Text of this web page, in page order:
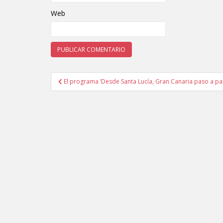
Web
Navegación de entradas
El programa ‘Desde Santa Lucía, Gran Canaria paso a